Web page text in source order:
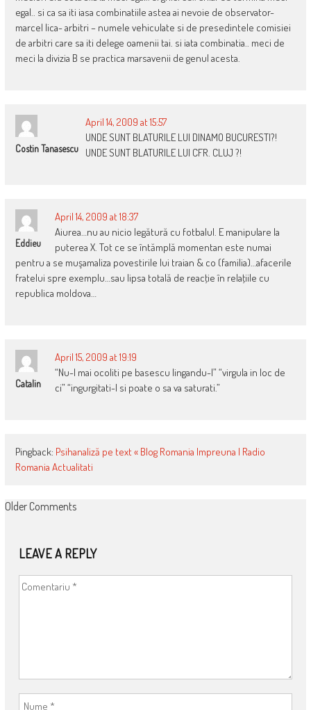
egal.. si ca sa iti iasa combinatiile astea ai nevoie de observator-
marcel lica- arbitri – numele vehiculate si de presedintele comisiei
de arbitri care sa iti delege oamenii tai. si iata combinatia.. meci de
meci la divizia B se practica marsavenii de genul acesta.
Costin Tanasescu
April 14, 2009 at 15:57
UNDE SUNT BLATURILE LUI DINAMO BUCURESTI?!
UNDE SUNT BLATURILE LUI CFR. CLUJ ?!
Eddieu
April 14, 2009 at 18:37
Aiurea…nu au nicio legătură cu fotbalul. E manipulare la
puterea X. Tot ce se întămplă momentan este numai
pentru a se muşamaliza povestirile lui traian & co (familia)…afacerile
fratelui spre exemplu…sau lipsa totală de reacţie în relaţiile cu
republica moldova…
Catalin
April 15, 2009 at 19:19
“Nu-l mai ocoliti pe basescu lingandu-l” “virgula in loc de
ci” “ingurgitati-l si poate o sa va saturati.”
Pingback: Psihanaliză pe text « Blog Romania Impreuna | Radio
Romania Actualitati
COMMENT
Older Comments
LEAVE A REPLY